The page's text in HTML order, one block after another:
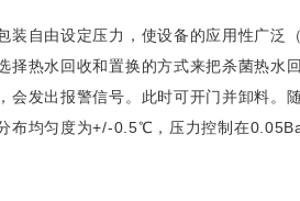
自由设定压力，使设备的应用性广泛
热水回收和置换的方式来把杀菌热水
发出报警信号。此时可开门并卸料。
均匀度为+/-0.5℃，压力控制在